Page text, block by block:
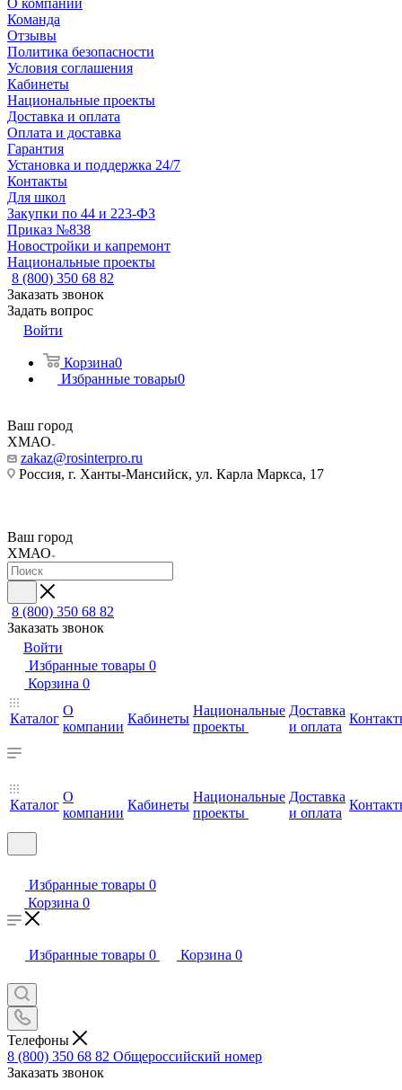
О компании
Команда
Отзывы
Политика безопасности
Условия соглашения
Кабинеты
Национальные проекты
Доставка и оплата
Оплата и доставка
Гарантия
Установка и поддержка 24/7
Контакты
Для школ
Закупки по 44 и 223-ФЗ
Приказ №838
Новостройки и капремонт
Национальные проекты
8 (800) 350 68 82
Заказать звонок
Задать вопрос
Войти
Корзина0
Избранные товары0
Ваш город
ХМАО
zakaz@rosinterpro.ru
Россия, г. Ханты-Мансийск, ул. Карла Маркса, 17
Ваш город
ХМАО
8 (800) 350 68 82
Заказать звонок
Войти
Избранные товары 0
Корзина 0
Каталог
О
компании
Кабинеты
Национальные
проекты
Доставка
и оплата
Каталог
О
компании
Кабинеты
Национальные
проекты
Доставка
и оплата
Избранные товары 0
Корзина 0
Избранные товары 0 Корзина 0
Телефоны
8 (800) 350 68 82 Общероссийский номер
Заказать звонок